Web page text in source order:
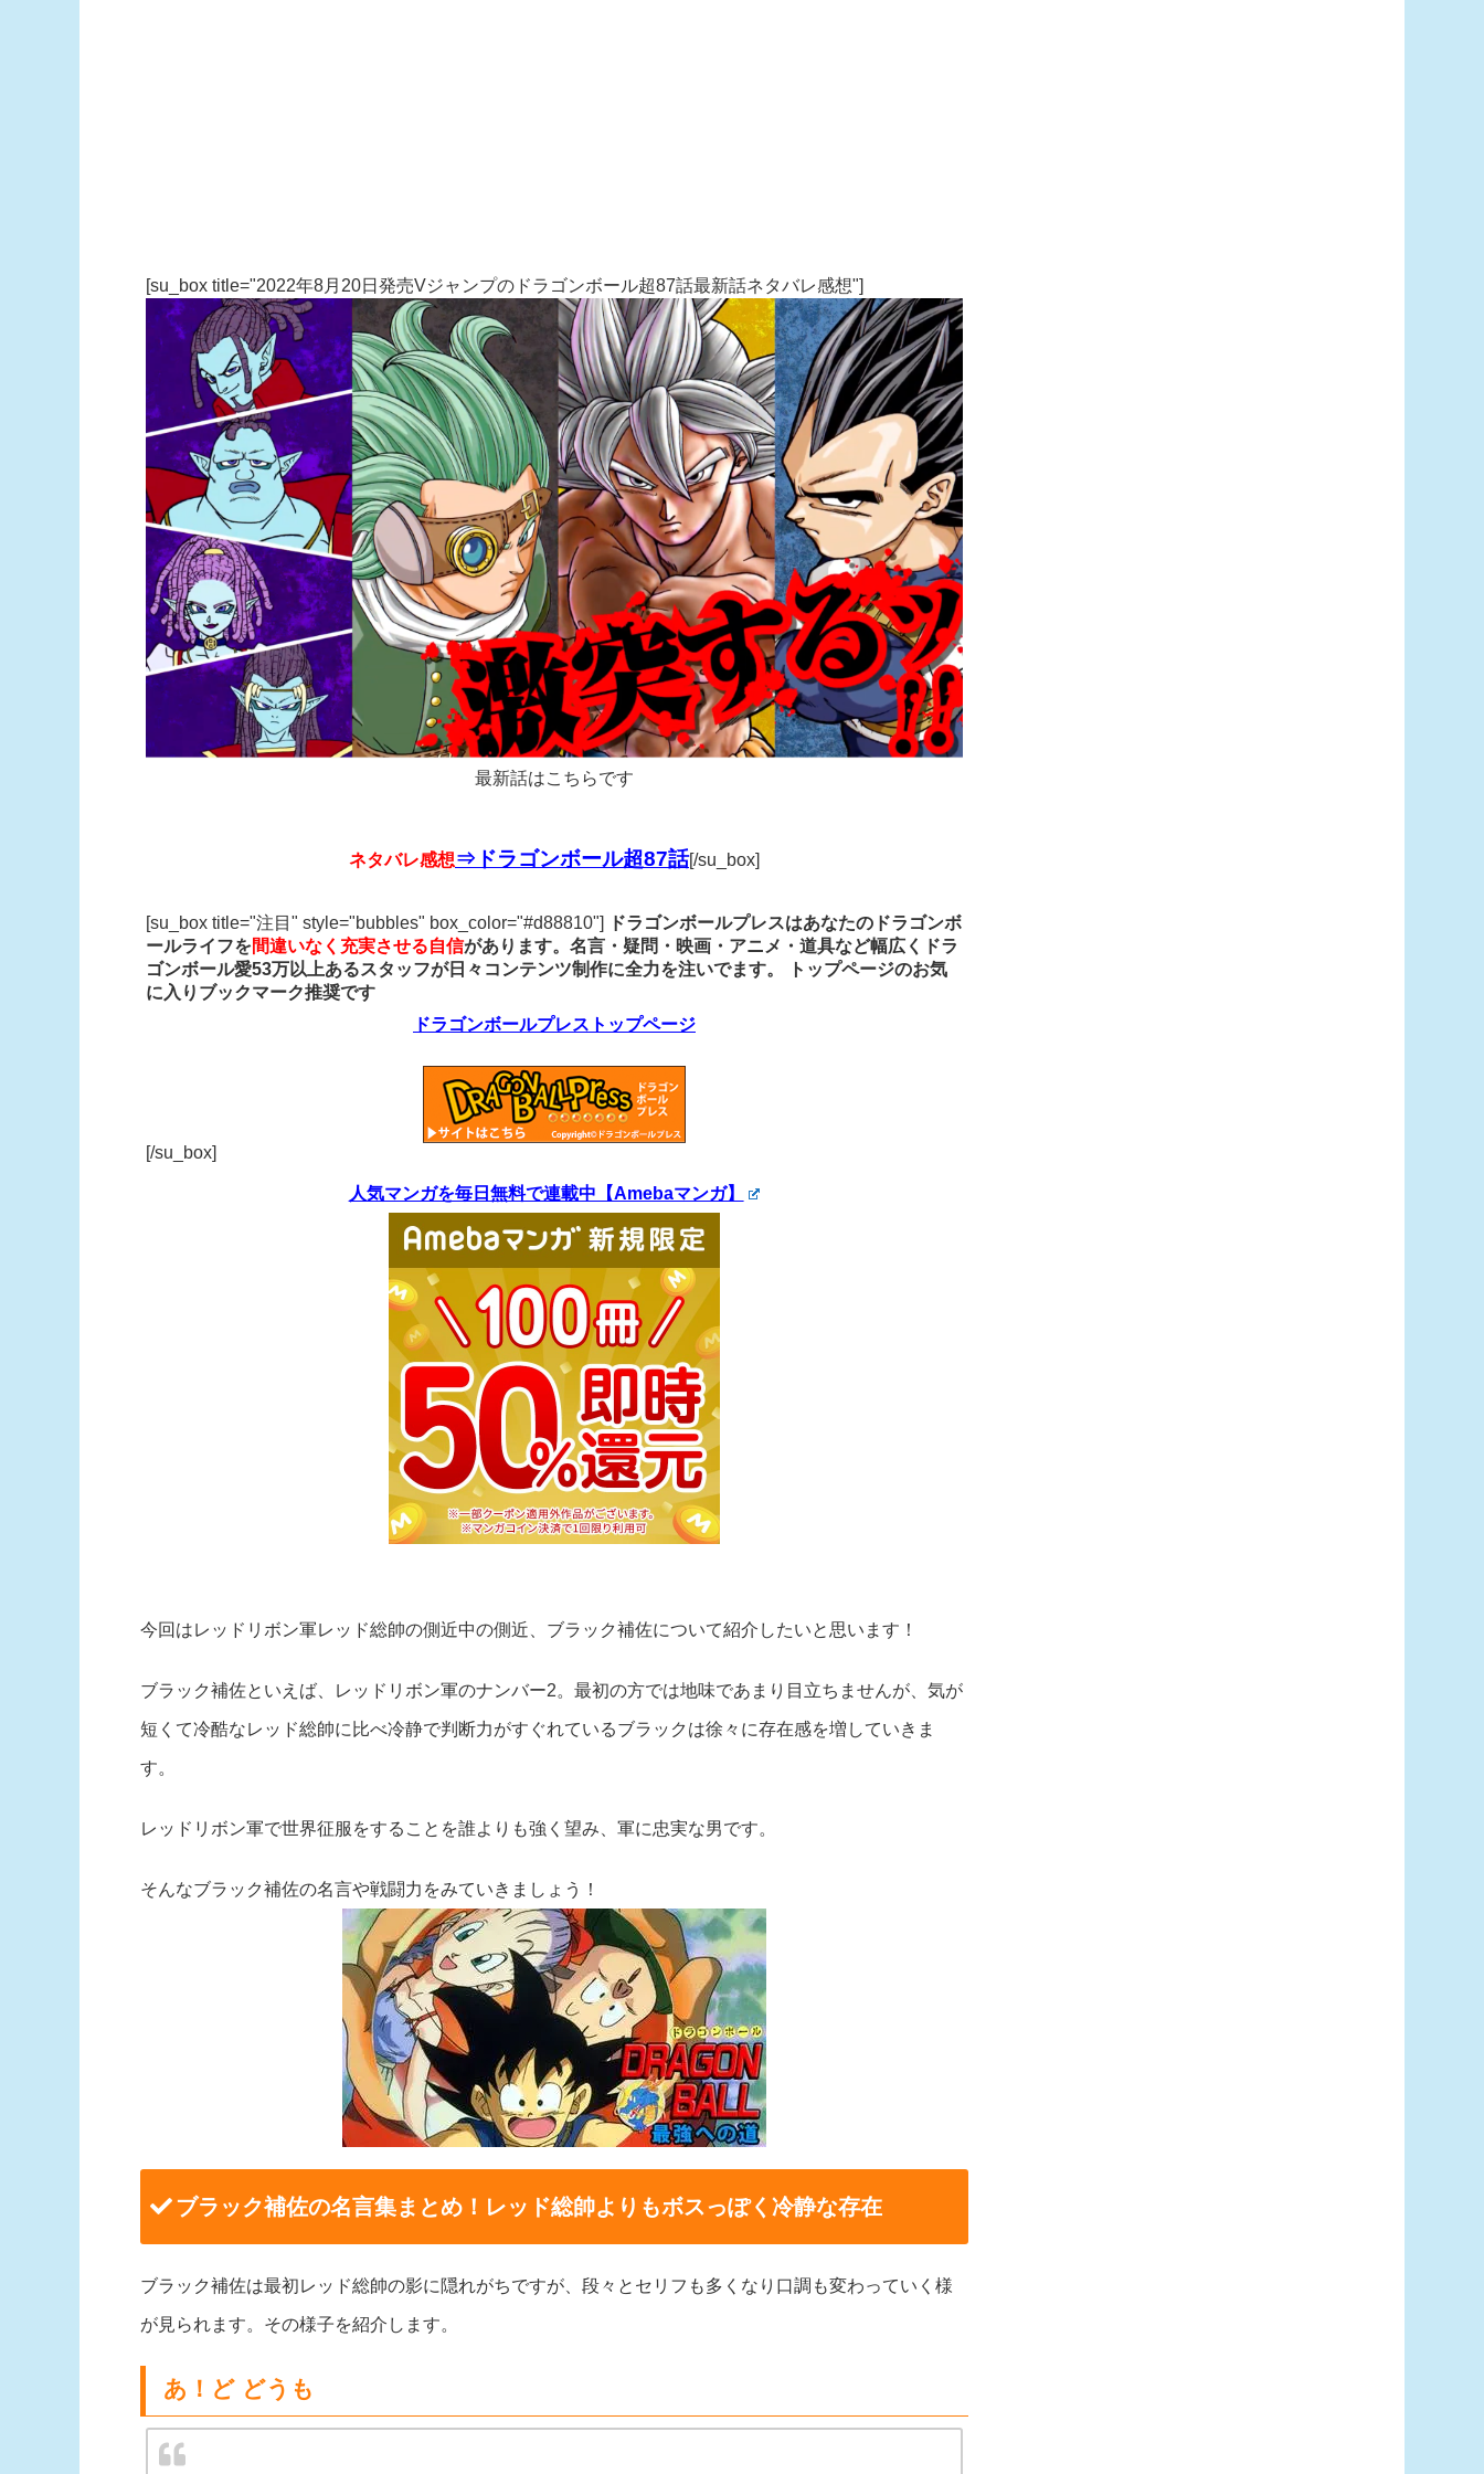
[su_box title="2022年8月20日発売Vジャンプのドラゴンボール超87話最新話ネタバレ感想"]
最新話はこちらです
ネタバレ感想⇒ドラゴンボール超87話[/su_box]
[su_box title="注目" style="bubbles" box_color="#d88810"]
ドラゴンボールプレスはあなたのドラゴンボ
ールライフを間違いなく充実させる自信があります。名言・疑問・映画・アニメ・道具など幅広くドラ
ゴンボール愛53万以上あるスタッフが日々コンテンツ制作に全力を注いでます。
トップページのお気
に入りブックマーク推奨です
ドラゴンボールプレストップページ
[/su_box]
人気マンガを毎日無料で連載中【Amebaマンガ】
今回はレッドリボン軍レッド総帥の側近中の側近、ブラック補佐について紹介したいと思います！
ブラック補佐といえば、レッドリボン軍のナンバー2。最初の方では地味であまり目立ちませんが、気が
短くて冷酷なレッド総帥に比べ冷静で判断力がすぐれているブラックは徐々に存在感を増していきま
す。
レッドリボン軍で世界征服をすることを誰よりも強く望み、軍に忠実な男です。
そんなブラック補佐の名言や戦闘力をみていきましょう！
ブラック補佐の名言集まとめ！レッド総帥よりもボスっぽく冷静な存在
ブラック補佐は最初レッド総帥の影に隠れがちですが、段々とセリフも多くなり口調も変わっていく様
が見られます。その様子を紹介します。
あ！ど どうも